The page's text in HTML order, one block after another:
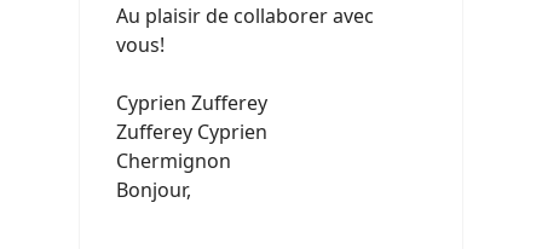
Au plaisir de collaborer avec
vous!
Cyprien Zufferey
Zufferey Cyprien
Chermignon
Bonjour,